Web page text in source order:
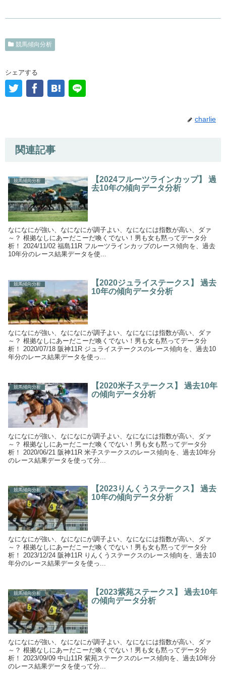
競馬傾向分析
シェアする
charlie
関連記事
競馬傾向分析
【2024フルーツラインカップ】 過
去10年の傾向データ分析
なになにが強い、なになにが調子よい、なになには指数が高い、ダァ
～？ 根拠なしにあーだこーだ喚くでない！男も女も黙ってデータ分
析！ 2024/11/02 福島11R フルーツラインカップのレース傾向を、過去
10年分のレース結果データを使...
競馬傾向分析
【2020ジュライステークス】 過去
10年の傾向データ分析
なになにが強い、なになにが調子よい、なになには指数が高い、ダァ
～？ 根拠なしにあーだこーだ喚くでない！男も女も黙ってデータ分
析！ 2020/07/18 阪神11R ジュライステークスのレース傾向を、過去10
年分のレース結果データを使っ...
競馬傾向分析
【2020米子ステークス】 過去10年
の傾向データ分析
なになにが強い、なになにが調子よい、なになには指数が高い、ダァ
～？ 根拠なしにあーだこーだ喚くでない！男も女も黙ってデータ分
析！ 2020/06/21 阪神11R 米子ステークスのレース傾向を、過去10年分
のレース結果データを使って分...
競馬傾向分析
【2023りんくうステークス】 過去
10年の傾向データ分析
なになにが強い、なになにが調子よい、なになには指数が高い、ダァ
～？ 根拠なしにあーだこーだ喚くでない！男も女も黙ってデータ分
析！ 2023/12/24 阪神11R りんくうステークスのレース傾向を、過去10
年分のレース結果データを使っ...
競馬傾向分析
【2023紫苑ステークス】 過去10年
の傾向データ分析
なになにが強い、なになにが調子よい、なになには指数が高い、ダァ
～？ 根拠なしにあーだこーだ喚くでない！男も女も黙ってデータ分
析！ 2023/09/09 中山11R 紫苑ステークスのレース傾向を、過去10年分
のレース結果データを使って分...